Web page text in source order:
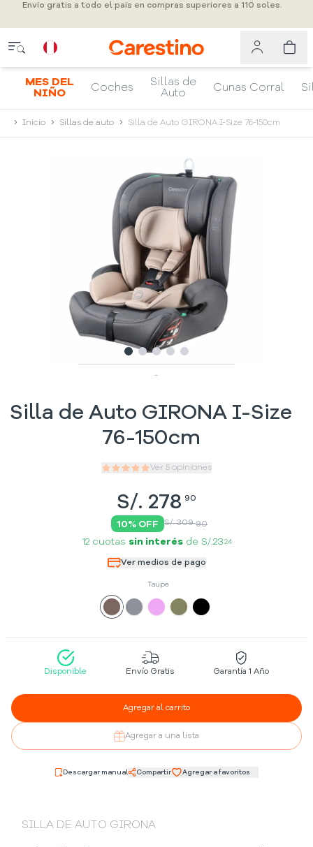
Envío gratis a todo el país en compras superiores a 110 soles.
MES DEL
NIÑO
Coches
Sillas de
Auto
Cunas Corral
Inicio Sillas de auto Silla de Auto GIRONA I-Size 76-150cm
Slide1
Slide2
Slide3
SlideSlide
-
Silla de Auto GIRONA I-Size
76-150cm
Ver 5 opiniones
S/. 278 90
10% OFF S/. 309 90
12 cuotas sin interésde S/.23 24
Ver medios de pago
Taupe
Disponible Envío Gratis Garantía 1 Año
Agregar al carrito
Agregar a una lista
Descargar manual Compartir Agregar a favoritos
SILLA DE AUTO GIRONA